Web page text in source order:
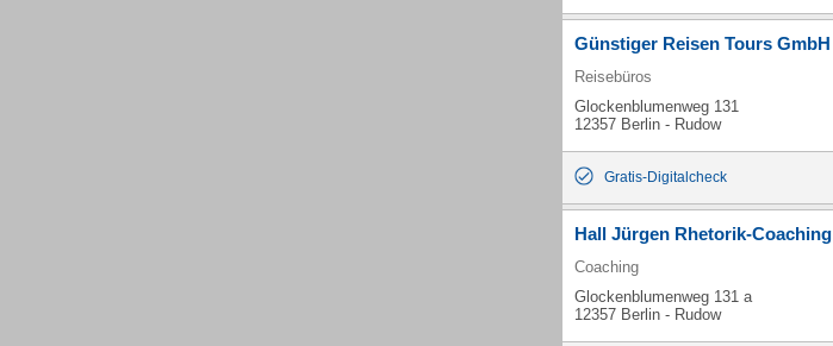
Günstiger Reisen Tours GmbH
Reisebüros
Glockenblumenweg 131
12357 Berlin - Rudow
Gratis-Digitalcheck
Hall Jürgen Rhetorik-Coaching
Coaching
Glockenblumenweg 131 a
12357 Berlin - Rudow